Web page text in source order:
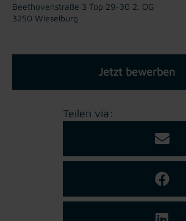
Beethovenstraße 3 Top 29-30 2. OG
3250 Wieselburg
Jetzt bewerben
Teilen via: